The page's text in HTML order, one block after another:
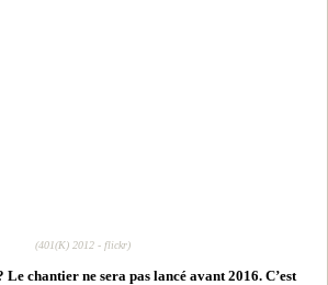
(401(K) 2012 - flickr)
chantier ne sera pas lancé avant 2016. C’est